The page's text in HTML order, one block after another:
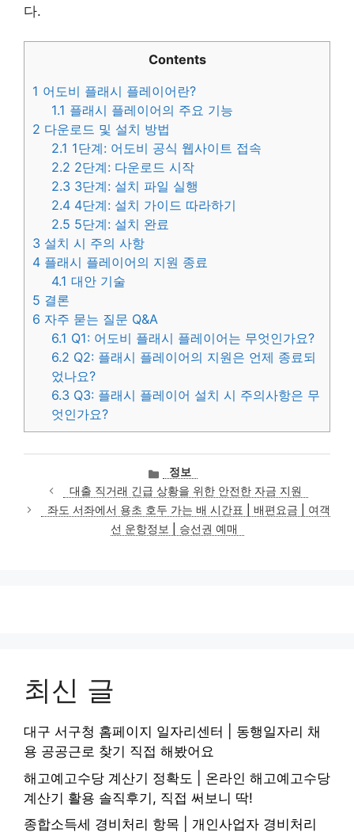
다.
Contents
1 어도비 플래시 플레이어란?
1.1 플래시 플레이어의 주요 기능
2 다운로드 및 설치 방법
2.1 1단계: 어도비 공식 웹사이트 접속
2.2 2단계: 다운로드 시작
2.3 3단계: 설치 파일 실행
2.4 4단계: 설치 가이드 따라하기
2.5 5단계: 설치 완료
3 설치 시 주의 사항
4 플래시 플레이어의 지원 종료
4.1 대안 기술
5 결론
6 자주 묻는 질문 Q&A
6.1 Q1: 어도비 플래시 플레이어는 무엇인가요?
6.2 Q2: 플래시 플레이어의 지원은 언제 종료되
었나요?
6.3 Q3: 플래시 플레이어 설치 시 주의사항은 무
엇인가요?
카
테
고
리
정보
대출 직거래 긴급 상황을 위한 안전한 자금 지원
좌도 서좌에서 용초 호두 가는 배 시간표 | 배편요금 | 여객
선 운항정보 | 승선권 예매
최신 글
대구 서구청 홈페이지 일자리센터 | 동행일자리 채
용 공공근로 찾기 직접 해봤어요
해고예고수당 계산기 정확도 | 온라인 해고예고수당
계산기 활용 솔직후기, 직접 써보니 딱!
종합소득세 경비처리 항목 | 개인사업자 경비처리